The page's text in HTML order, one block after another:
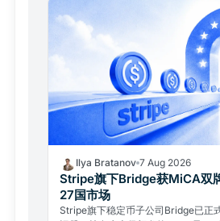
Ilya Bratanov 7 Aug 2026
Stripe旗下Bridge获MiCA双
27国市场
Stripe旗下稳定币子公司Bridge已正